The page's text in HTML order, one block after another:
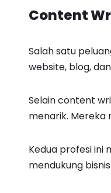
Content
Salah satu
website, blog,
Selain content
menarik. Mereka
Kedua profesi ini
mendukung